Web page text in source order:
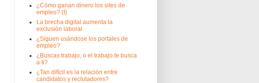
¿Cómo ganan dinero los sites de
empleo? (I)
La brecha digital aumenta la
exclusión laboral
¿Siguen usándose los portales de
empleo?
¿Buscas trabajo, o el trabajo te busca
a ti?
¿Tan difícil es la relación entre
candidatos y reclutadores?